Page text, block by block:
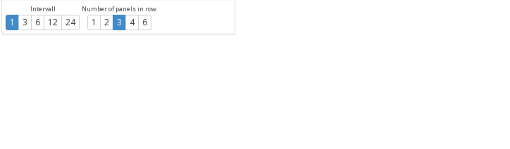
Intervall
1 3 6 12 24
Number of panels in row
1 2 3 4 6